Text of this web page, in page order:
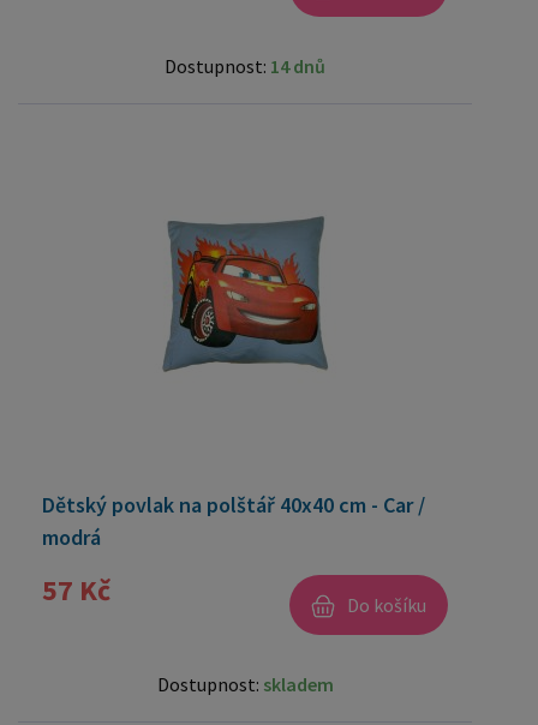
Dostupnost: 14 dnů
Dětský povlak na polštář 40x40 cm - Car /
modrá
57 Kč Do košíku
Dostupnost: skladem